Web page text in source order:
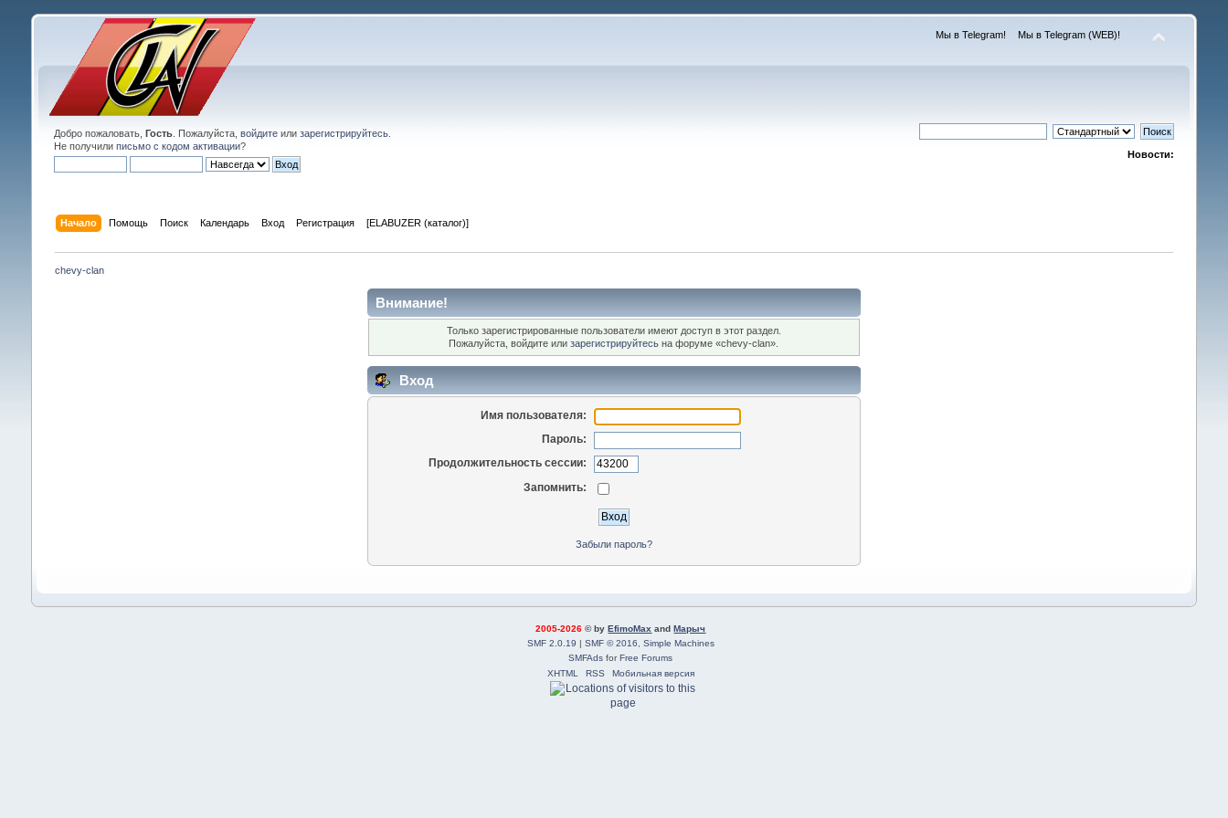
Мы в Telegram! Мы в Telegram (WEB)!
Добро пожаловать, Гость. Пожалуйста, войдитеили зарегистрируйтесь.
Не получили письмо с кодом активации?
Новости:
Начало Помощь Поиск Календарь Вход Регистрация [ELABUZER (каталог)]
chevy-clan
Внимание!
Только зарегистрированные пользователи имеют доступ в этот раздел.
Пожалуйста, войдите илизарегистрируйтесь на форуме «chevy-clan».
Вход
Имя пользователя:
Пароль:
Продолжительность сессии:
Запомнить:
Забыли пароль?
2005-2026 © byEfimoMax andМарыч
SMF 2.0.19 | SMF © 2016
Simple Machines
SMFAds forFree Forums
XHTML
RSS Мобильная версия